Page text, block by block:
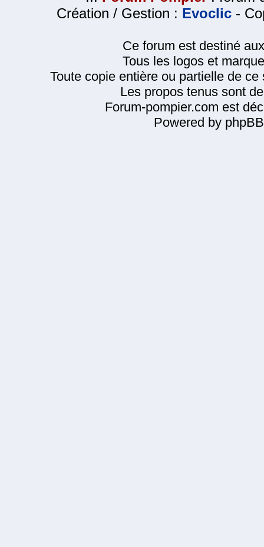
Création / Gestion : Evoclic -
Ce forum est destiné
Tous les logos et
Toute copie entière ou partielle de
Les propos tenus sont
Forum-pompier.com est
Powered by